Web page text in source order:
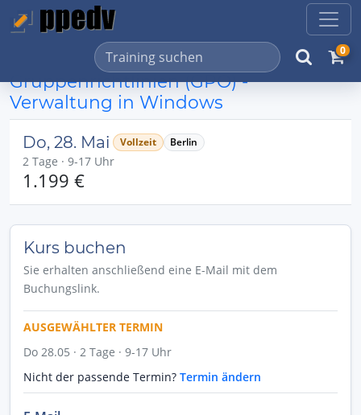
0
Gruppenrichtlinien (GPO) -
Verwaltung in Windows
Do, 28. Mai Vollzeit Berlin
2 Tage · 9-17 Uhr
1.199 €
Kurs buchen
Sie erhalten anschließend eine E-Mail mit dem
Buchungslink.
AUSGEWÄHLTER TERMIN
Do 28.05 · 2 Tage · 9-17 Uhr
Nicht der passende Termin? Termin ändern